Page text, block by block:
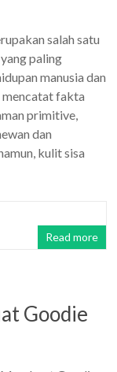
salah satu
paling
manusia dan
mencatat fakta
primitive,
dan
kulit sisa
Read more
Goodie